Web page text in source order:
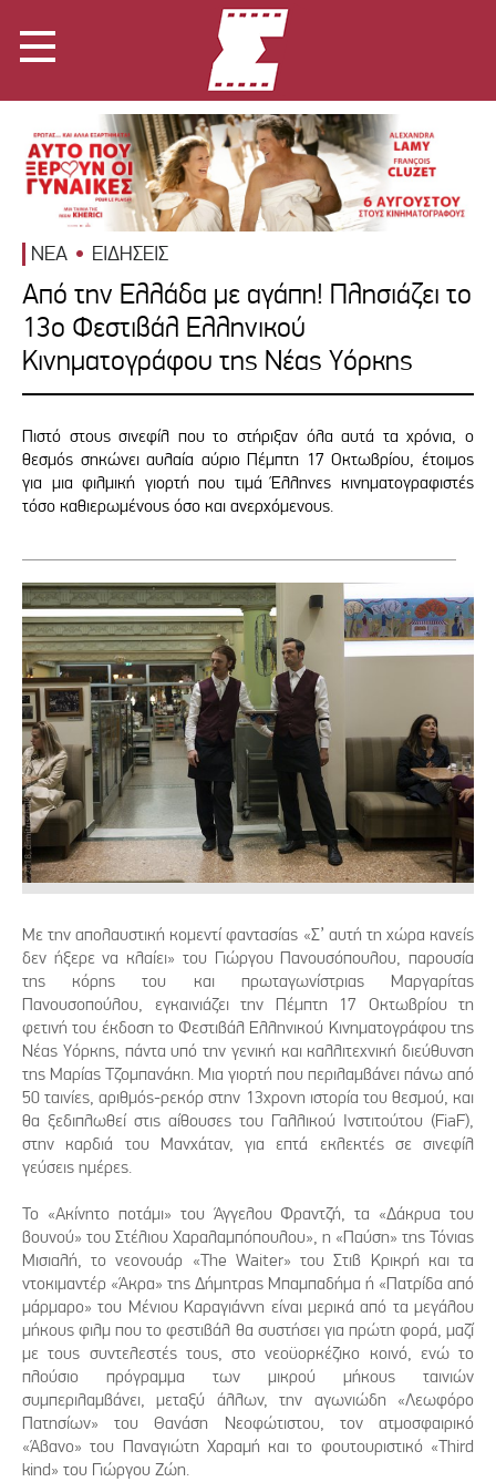
ΝΕΑ ΕΙΔΗΣΕΙΣ
Από την Ελλάδα με αγάπη! Πλησιάζει το
13ο Φεστιβάλ Ελληνικού
Κινηματογράφου της Νέας Υόρκης
Πιστό στους σινεφίλ που το στήριξαν όλα αυτά τα χρόνια, ο
θεσμός σηκώνει αυλαία αύριο Πέμπτη 17 Οκτωβρίου, έτοιμος
για μια φιλμική γιορτή που τιμά Έλληνες κινηματογραφιστές
τόσο καθιερωμένους όσο και ανερχόμενους.
Με την απολαυστική κομεντί φαντασίας «Σ’ αυτή τη χώρα κανείς
δεν ήξερε να κλαίει» του Γιώργου Πανουσόπουλου, παρουσία
της κόρης του και πρωταγωνίστριας Μαργαρίτας
Πανουσοπούλου, εγκαινιάζει την Πέμπτη 17 Οκτωβρίου τη
φετινή του έκδοση το Φεστιβάλ Ελληνικού Κινηματογράφου της
Νέας Υόρκης, πάντα υπό την γενική και καλλιτεχνική διεύθυνση
της Μαρίας Τζομπανάκη. Μια γιορτή που περιλαμβάνει πάνω από
50 ταινίες, αριθμός-ρεκόρ στην 13χρονη ιστορία του θεσμού, και
θα ξεδιπλωθεί στις αίθουσες του Γαλλικού Ινστιτούτου (FiaF),
στην καρδιά του Μανχάταν, για επτά εκλεκτές σε σινεφίλ
γεύσεις ημέρες.
Το «Ακίνητο ποτάμι» του Άγγελου Φραντζή, τα «Δάκρυα του
βουνού» του Στέλιου Χαραλαμπόπουλου», η «Παύση» της Τόνιας
Μισιαλή, το νεονουάρ «The Waiter» του Στιβ Κρικρή και τα
ντοκιμαντέρ «Άκρα» της Δήμητρας Μπαμπαδήμα ή «Πατρίδα από
μάρμαρο» του Μένιου Καραγιάννη είναι μερικά από τα μεγάλου
μήκους φιλμ που το φεστιβάλ θα συστήσει για πρώτη φορά, μαζί
με τους συντελεστές τους, στο νεοϋορκέζικο κοινό, ενώ το
πλούσιο πρόγραμμα των μικρού μήκους ταινιών
συμπεριλαμβάνει, μεταξύ άλλων, την αγωνιώδη «Λεωφόρο
Πατησίων» του Θανάση Νεοφώτιστου, τον ατμοσφαιρικό
«Άβανο» του Παναγιώτη Χαραμή και το φουτουριστικό «Third
kind» του Γιώργου Ζώη.